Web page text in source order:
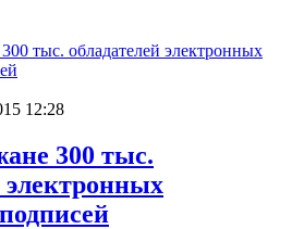
12:28
300 тыс.
электронных